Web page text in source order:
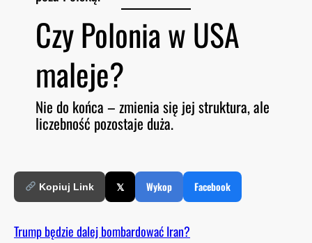
Czy Polonia w USA
maleje?
Nie do końca – zmienia się jej struktura, ale
liczebność pozostaje duża.
Kopiuj Link 𝕏 Wykop Facebook
Trump będzie dalej bombardować Iran?